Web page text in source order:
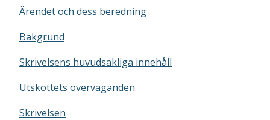
Ärendet och dess beredning
Bakgrund
Skrivelsens huvudsakliga innehåll
Utskottets överväganden
Skrivelsen